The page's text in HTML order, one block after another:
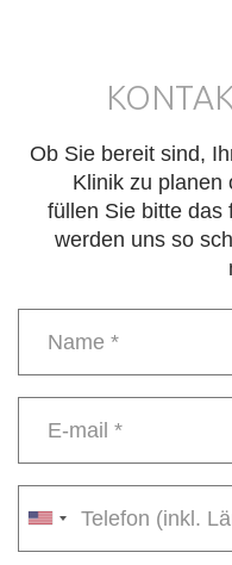
Ob Sie bereit sind,
Klinik zu planen
füllen Sie bitte das
werden uns so